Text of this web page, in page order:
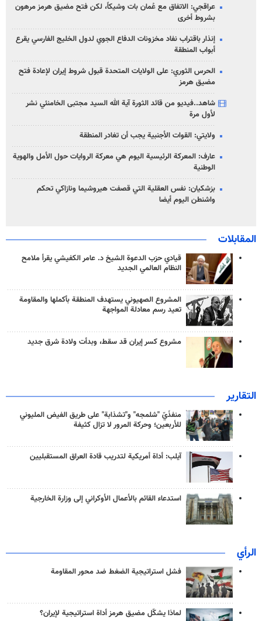
عراقجي: الاتفاق مع عُمان بات وشيكاً، لكن فتح مضيق هرمز مرهون
بشروط أخرى
إنذار باقتراب نفاد مخزونات الدفاع الجوي لدول الخليج الفارسي يقرع
أبواب المنطقة
الحرس الثوري: على الولايات المتحدة قبول شروط إيران لإعادة فتح
مضيق هرمز
شاهد..فيديو من قائد الثورة آية الله السيد مجتبى الخامنئي نشر
لأول مرة
ولايتي: القوات الأجنبية يجب أن تغادر المنطقة
عارف: المعركة الرئيسية اليوم هي معركة الروايات حول الأمل والهوية
الوطنية
بزشكيان: نفس العقلية التي قصفت هيروشيما ونازاكي تحكم
واشنطن اليوم أيضا
المقابلات
قيادي حزب الدعوة الشيخ د. عامر الكفيشي يقرأ ملامح
النظام العالمي الجديد
المشروع الصهيوني يستهدف المنطقة بأكملها والمقاومة
تعيد رسم معادلة المواجهة
مشروع كسر إيران قد سقط، وبدأت ولادة شرق جديد
التقارير
منفذَيّ "شلمجه" و"تشذابة" على طريق الفيض المليوني
للأربعين؛ وحركة المرور لا تزال كثيفة
آيلب: أداة أمريكية لتدريب قادة العراق المستقبليين
استدعاء القائم بالأعمال الأوكراني إلى وزارة الخارجية
الرأي
فشل استراتيجية الضغط ضد محور المقاومة
لماذا يشكّل مضيق هرمز أداة استراتيجية لإيران؟